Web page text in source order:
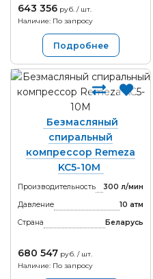
643 356 руб. / шт.
Наличие: По запросу
Подробнее
Безмасляный
спиральный
компрессор Remeza
KC5-10М
Производительность
300 л/мин
Давление
10 атм
Страна
Беларусь
680 547 руб. / шт.
Наличие: По запросу